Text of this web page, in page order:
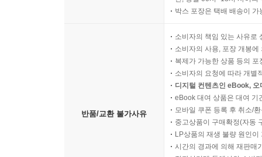
박스 포장은 택배 배송이
반품/교환 불가사유
소비자의 책임 있는 사유로
소비자의 사용, 포장 개봉
복제가 가능한 상품 등의
소비자의 요청에 따라 개별
디지털 컨텐츠인 eBook,
eBook 대여 상품은 대여 기
모바일 쿠폰 등록 후 취소/
중고상품이 구매확정(자동
LP상품의 재생 불량 원인
시간의 경과에 의해 재판매